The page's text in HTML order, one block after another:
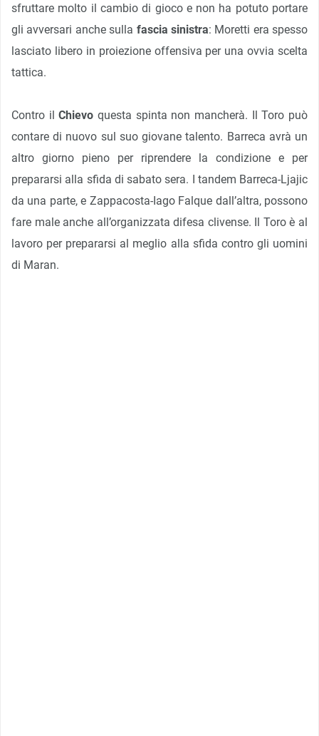
sfruttare molto il cambio di gioco e non ha potuto portare
gli avversari anche sulla fascia sinistra: Moretti era spesso
lasciato libero in proiezione offensiva per una ovvia scelta
tattica.
Contro ilChievo questa spinta non mancherà. Il Toro può
contare di nuovo sul suo giovane talento. Barreca avrà un
altro giorno pieno per riprendere la condizione e per
prepararsi alla sfida di sabato sera. I tandem Barreca-Ljajic
da una parte, e Zappacosta-Iago Falque dall’altra, possono
fare male anche all’organizzata difesa clivense. Il Toro è al
lavoro per prepararsi al meglio alla sfida contro gli uomini
di Maran.